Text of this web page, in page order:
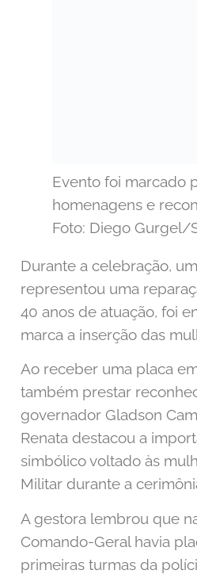
Evento foi marcado
homenagens e
Foto: Diego Gurgel/
Durante a celebração,
representou uma
40 anos de atuação, foi
marca a inserção das
Ao receber uma placa
também prestar
governador Gladson
Renata destacou a
simbólico voltado às
Militar durante a
A gestora lembrou que
Comando-Geral havia
primeiras turmas da